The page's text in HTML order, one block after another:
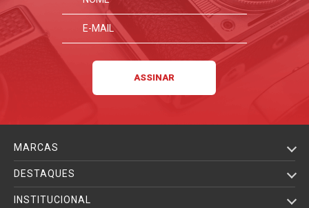
MARCAS
DESTAQUES
INSTITUCIONAL